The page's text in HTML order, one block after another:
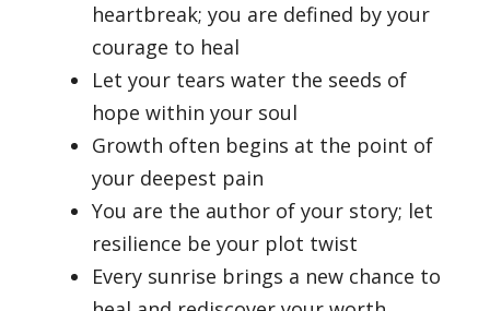
heartbreak; you are defined by your
courage to heal
Let your tears water the seeds of
hope within your soul
Growth often begins at the point of
your deepest pain
You are the author of your story; let
resilience be your plot twist
Every sunrise brings a new chance to